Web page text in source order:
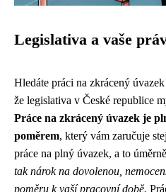
Legislativa a vaše
Hledáte práci na zkrácený
že legislativa v České republice
Práce na zkrácený úvazek je
poměrem, který vám zaručuje
práce na plný úvazek, a to
tak nárok na dovolenou,
poměru k vaší pracovní době.